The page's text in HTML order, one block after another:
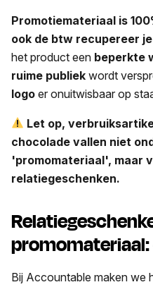
Promotiemateriaal is
ook de btw recupereer
het product een beperkte
ruime publiek wordt
logo er onuitwisbaar op
Let op,
chocolade vallen niet
'promomateriaal', maar
relatiegeschenken.
Bij Accountable maken we